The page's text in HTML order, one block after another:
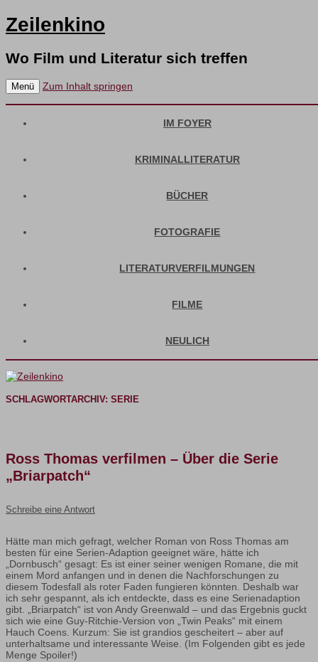
Zeilenkino
Wo Film und Literatur sich treffen
Menü Zum Inhalt springen
IM FOYER
KRIMINALLITERATUR
BÜCHER
FOTOGRAFIE
LITERATURVERFILMUNGEN
FILME
NEULICH
SCHLAGWORTARCHIV: SERIE
Ross Thomas verfilmen – Über die Serie
„Briarpatch“
Schreibe eine Antwort
Hätte man mich gefragt, welcher Roman von Ross Thomas am
besten für eine Serien-Adaption geeignet wäre, hätte ich
„Dornbusch“ gesagt: Es ist einer seiner wenigen Romane, die mit
einem Mord anfangen und in denen die Nachforschungen zu
diesem Todesfall als roter Faden fungieren könnten. Deshalb war
ich sehr gespannt, als ich entdeckte, dass es eine Serienadaption
gibt. „Briarpatch“ ist von Andy Greenwald – und das Ergebnis guckt
sich wie eine Guy-Ritchie-Version von „Twin Peaks“ mit einem
Hauch Coens. Kurzum: Sie ist grandios gescheitert – aber auf
unterhaltsame und interessante Weise. (Im Folgenden gibt es jede
Menge Spoiler!)